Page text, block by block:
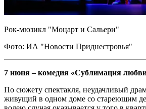
Рок-мюзикл "Моцарт и Сальери"
Фото: ИА "Новости Приднестровья"
7 июня – комедия «Сублимация
По сюжету спектакля, неудачливый
живущий в одном доме со стареющим